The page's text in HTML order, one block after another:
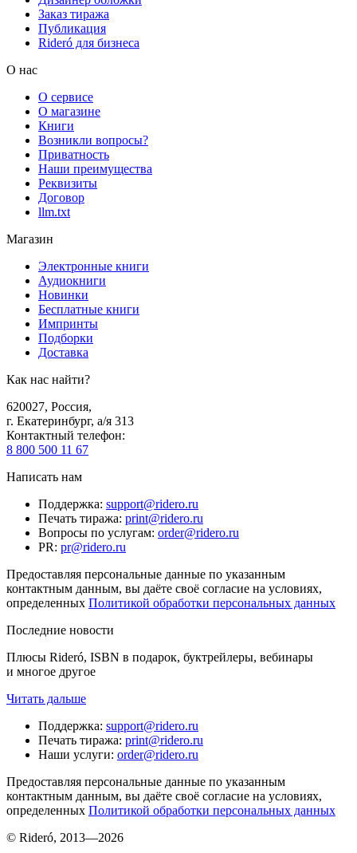
Заказ тиража
Публикация
Rideró для бизнеса
О нас
О сервисе
О магазине
Книги
Возникли вопросы?
Приватность
Наши преимущества
Реквизиты
Договор
llm.txt
Магазин
Электронные книги
Аудиокниги
Новинки
Бесплатные книги
Импринты
Подборки
Доставка
Как нас найти?
620027, Россия,
г. Екатеринбург, а/я 313
Контактный телефон:
8 800 500 11 67
Написать нам
Поддержка: support@ridero.ru
Печать тиража: print@ridero.ru
Вопросы по услугам: order@ridero.ru
PR: pr@ridero.ru
Предоставляя персональные данные по указанным
контактным данным, вы даёте своё согласие на условиях,
определенных Политикой обработки персональных данных
Последние новости
Плюсы Rideró, ISBN в подарок, буктрейлеры, вебинары
и многое другое
Читать дальше
Поддержка: support@ridero.ru
Печать тиража: print@ridero.ru
Наши услуги: order@ridero.ru
Предоставляя персональные данные по указанным
контактным данным, вы даёте своё согласие на условиях,
определенных Политикой обработки персональных данных
© Rideró, 2013—2026